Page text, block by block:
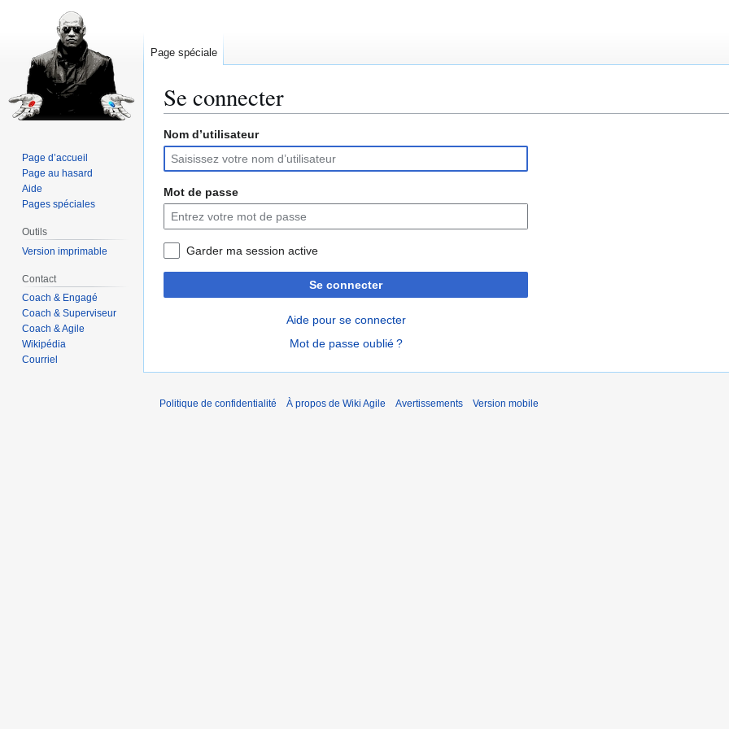
Se connecter
Aller
la
navigation
Aller
la
recherche
Nom d’utilisateur
Mot de passe
Garder ma session active
Se connecter
Aide pour se connecter
Mot de passe oublié ?
Page spéciale
Page d’accueil
Page au hasard
Aide
Pages spéciales
Outils
Version imprimable
Contact
Coach & Engagé
Coach & Superviseur
Coach & Agile
Wikipédia
Courriel
Politique de confidentialité À propos de Wiki Agile Avertissements Version mobile